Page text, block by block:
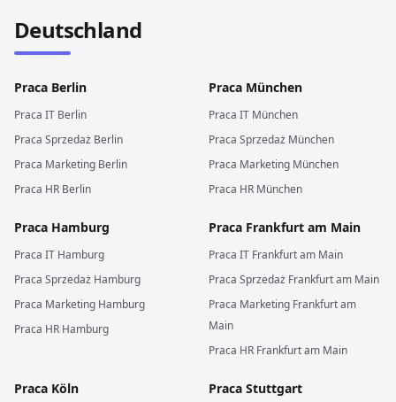
Deutschland
Praca Berlin
Praca IT Berlin
Praca Sprzedaż Berlin
Praca Marketing Berlin
Praca HR Berlin
Praca München
Praca IT München
Praca Sprzedaż München
Praca Marketing München
Praca HR München
Praca Hamburg
Praca IT Hamburg
Praca Sprzedaż Hamburg
Praca Marketing Hamburg
Praca HR Hamburg
Praca Frankfurt am Main
Praca IT Frankfurt am Main
Praca Sprzedaż Frankfurt am Main
Praca Marketing Frankfurt am
Main
Praca HR Frankfurt am Main
Praca Köln Praca Stuttgart